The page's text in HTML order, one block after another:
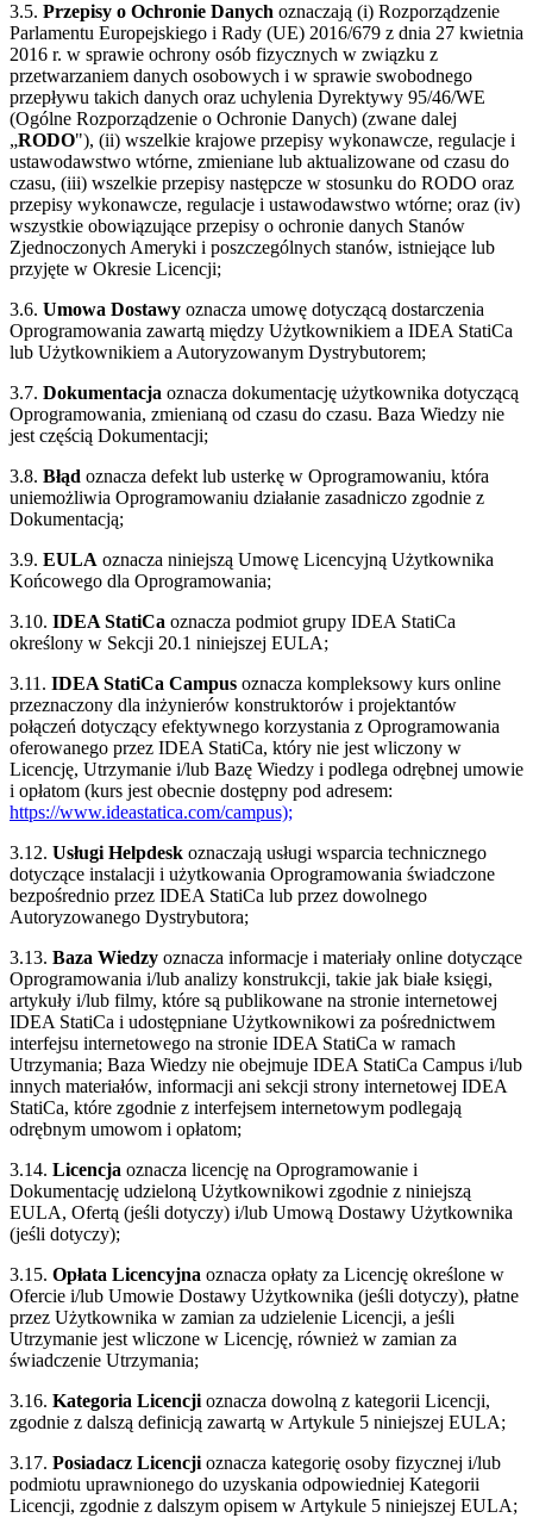
3.5. Przepisy o Ochronie Danych oznaczają (i) Rozporządzenie
Parlamentu Europejskiego i Rady (UE) 2016/679 z dnia 27 kwietnia
2016 r. w sprawie ochrony osób fizycznych w związku z
przetwarzaniem danych osobowych i w sprawie swobodnego
przepływu takich danych oraz uchylenia Dyrektywy 95/46/WE
(Ogólne Rozporządzenie o Ochronie Danych) (zwane dalej
„RODO"), (ii) wszelkie krajowe przepisy wykonawcze, regulacje i
ustawodawstwo wtórne, zmieniane lub aktualizowane od czasu do
czasu, (iii) wszelkie przepisy następcze w stosunku do RODO oraz
przepisy wykonawcze, regulacje i ustawodawstwo wtórne; oraz (iv)
wszystkie obowiązujące przepisy o ochronie danych Stanów
Zjednoczonych Ameryki i poszczególnych stanów, istniejące lub
przyjęte w Okresie Licencji;
3.6. Umowa Dostawy oznacza umowę dotyczącą dostarczenia
Oprogramowania zawartą między Użytkownikiem a IDEA StatiCa
lub Użytkownikiem a Autoryzowanym Dystrybutorem;
3.7. Dokumentacja oznacza dokumentację użytkownika dotyczącą
Oprogramowania, zmienianą od czasu do czasu. Baza Wiedzy nie
jest częścią Dokumentacji;
3.8. Błąd oznacza defekt lub usterkę w Oprogramowaniu, która
uniemożliwia Oprogramowaniu działanie zasadniczo zgodnie z
Dokumentacją;
3.9. EULA oznacza niniejszą Umowę Licencyjną Użytkownika
Końcowego dla Oprogramowania;
3.10. IDEA StatiCa oznacza podmiot grupy IDEA StatiCa
określony w Sekcji 20.1 niniejszej EULA;
3.11. IDEA StatiCa Campus oznacza kompleksowy kurs online
przeznaczony dla inżynierów konstruktorów i projektantów
połączeń dotyczący efektywnego korzystania z Oprogramowania
oferowanego przez IDEA StatiCa, który nie jest wliczony w
Licencję, Utrzymanie i/lub Bazę Wiedzy i podlega odrębnej umowie
i opłatom (kurs jest obecnie dostępny pod adresem:
https://www.ideastatica.com/campus);
3.12. Usługi Helpdesk oznaczają usługi wsparcia technicznego
dotyczące instalacji i użytkowania Oprogramowania świadczone
bezpośrednio przez IDEA StatiCa lub przez dowolnego
Autoryzowanego Dystrybutora;
3.13. Baza Wiedzy oznacza informacje i materiały online dotyczące
Oprogramowania i/lub analizy konstrukcji, takie jak białe księgi,
artykuły i/lub filmy, które są publikowane na stronie internetowej
IDEA StatiCa i udostępniane Użytkownikowi za pośrednictwem
interfejsu internetowego na stronie IDEA StatiCa w ramach
Utrzymania; Baza Wiedzy nie obejmuje IDEA StatiCa Campus i/lub
innych materiałów, informacji ani sekcji strony internetowej IDEA
StatiCa, które zgodnie z interfejsem internetowym podlegają
odrębnym umowom i opłatom;
3.14. Licencja oznacza licencję na Oprogramowanie i
Dokumentację udzieloną Użytkownikowi zgodnie z niniejszą
EULA, Ofertą (jeśli dotyczy) i/lub Umową Dostawy Użytkownika
(jeśli dotyczy);
3.15. Opłata Licencyjna oznacza opłaty za Licencję określone w
Ofercie i/lub Umowie Dostawy Użytkownika (jeśli dotyczy), płatne
przez Użytkownika w zamian za udzielenie Licencji, a jeśli
Utrzymanie jest wliczone w Licencję, również w zamian za
świadczenie Utrzymania;
3.16. Kategoria Licencjioznacza dowolną z kategorii Licencji,
zgodnie z dalszą definicją zawartą w Artykule 5 niniejszej EULA;
3.17. Posiadacz Licencjioznacza kategorię osoby fizycznej i/lub
podmiotu uprawnionego do uzyskania odpowiedniej Kategorii
Licencji, zgodnie z dalszym opisem w Artykule 5 niniejszej EULA;